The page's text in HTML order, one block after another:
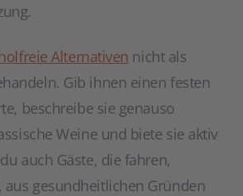
Alternativen nicht als
Gib ihnen einen festen
beschreibe sie genauso
Weine und biete sie aktiv
auch Gäste, die fahren,
aus gesundheitlichen Gründen